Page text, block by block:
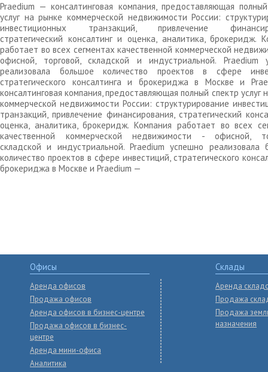
Praedium — консалтинговая компания, предоставляющая
услуг на рынке коммерческой недвижимости России:
инвестиционных транзакций, привлечение
стратегический консалтинг и оценка, аналитика, брокеридж.
работает во всех сегментах качественной коммерческой
офисной, торговой, складской и индустриальной. Praedium
реализовала большое количество проектов в сфере
стратегического консалтинга и брокериджа в Москве и
консалтинговая компания, предоставляющая полный спектр услуг
коммерческой недвижимости России: структурирование
транзакций, привлечение финансирования, стратегический
оценка, аналитика, брокеридж. Компания работает во всех
качественной коммерческой недвижимости - офисной,
складской и индустриальной. Praedium успешно реализовала
количество проектов в сфере инвестиций, стратегического
брокериджа в Москве и Praedium —
Офисы
Аренда офисов
Продажа офисов
Аренда офисов в бизнес-центре
Продажа офисов в бизнес-
центре
Аренда мини-офиса
Аналитика
Склады
Аренда
Продажа
Продажа
назначения